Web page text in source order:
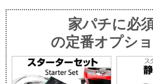
家パチに必
の定番オプシ